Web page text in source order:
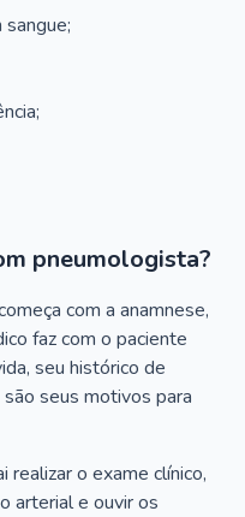
pneumologista?
com a anamnese,
faz com o paciente
seu histórico de
seus motivos para
realizar o exame clínico,
arterial e ouvir os